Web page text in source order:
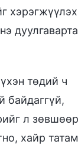
төдий ч
байдаггүй,
л
хайр